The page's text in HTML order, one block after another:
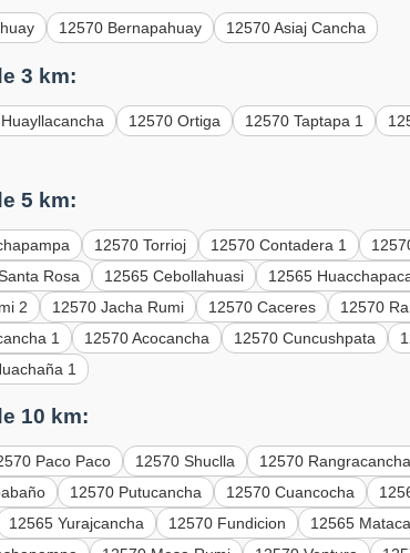
12570 Bernapahuay 12570 Asiaj Cancha
3 km:
12570 Ortiga 12570 Taptapa 1
5 km:
12570 Torrioj 12570 Contadera 1
Rosa 12565 Cebollahuasi 12565
2 12570 Jacha Rumi 12570 Caceres 12570
1 12570 Acocancha 12570 Cuncushpata
1
10 km:
Paco Paco 12570 Shuclla 12570
12570 Putucancha 12570 Cuancocha
12565 Yurajcancha 12570 Fundicion 12565